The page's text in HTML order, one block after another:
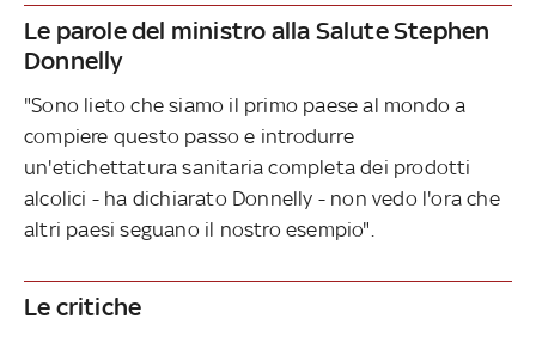
Le parole del ministro alla Salute Stephen
Donnelly
"Sono lieto che siamo il primo paese al mondo a
compiere questo passo e introdurre
un'etichettatura sanitaria completa dei prodotti
alcolici - ha dichiarato Donnelly - non vedo l'ora che
altri paesi seguano il nostro esempio".
Le critiche